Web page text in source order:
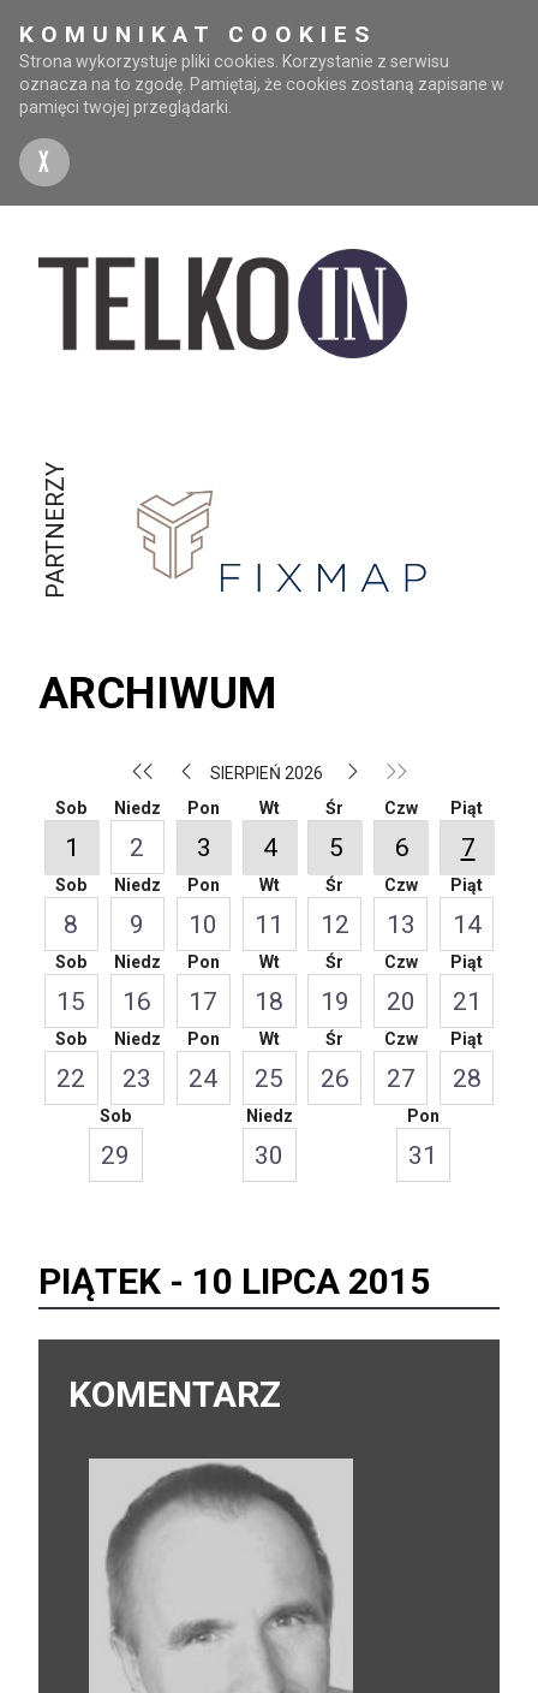
KOMUNIKAT COOKIES
Strona wykorzystuje pliki cookies. Korzystanie z serwisu
oznacza na to zgodę. Pamiętaj, że cookies zostaną zapisane w
pamięci twojej przeglądarki.
X
PARTNERZY
ARCHIWUM
SIERPIEŃ 2026
Sob
1
Niedz
2
Pon
3
Wt
4
Śr
5
Czw
6
Piąt
7
Sob
8
Niedz
9
Pon
10
Wt
11
Śr
12
Czw
13
Piąt
14
Sob
15
Niedz
16
Pon
17
Wt
18
Śr
19
Czw
20
Piąt
21
Sob
22
Niedz
23
Pon
24
Wt
25
Śr
26
Czw
27
Piąt
28
Sob
29
Niedz
30
Pon
31
PIĄTEK - 10 LIPCA 2015
KOMENTARZ